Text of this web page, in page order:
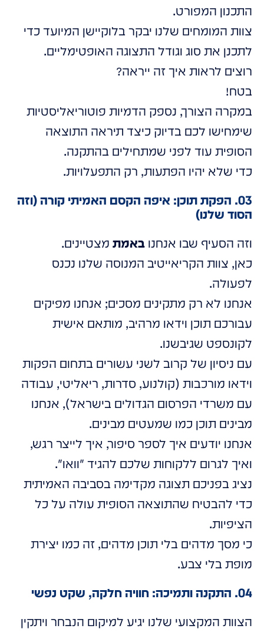
התכנון המפורט.
צוות המומחים שלנו יבקר בלוקיישן המיועד כדי
לתכנן את סוג וגודל התצוגה האופטימליים.
רוצים לראות איך זה ייראה?
בטח!
במקרה הצורך, נספק הדמיות פוטוריאליסטיות
שימחישו לכם בדיוק כיצד תיראה התוצאה
הסופית עוד לפני שמתחילים בהתקנה.
כדי שלא יהיו הפתעות, רק התפעלויות.
03. הפקת תוכן: איפה הקסם האמיתי קורה (וזה
הסוד שלנו)
וזה הסעיף שבו אנחנו באמת מצטיינים.
כאן, צוות הקריאייטיב המנוסה שלנו נכנס
לפעולה.
אנחנו לא רק מתקינים מסכים; אנחנו מפיקים
עבורכם תוכן וידאו מרהיב, מותאם אישית
לקונספט שגיבשנו.
עם ניסיון של קרוב לשני עשורים בתחום הפקות
וידאו מורכבות (קולנוע, סדרות, ריאליטי, עבודה
עם משרדי הפרסום הגדולים בישראל), אנחנו
מבינים תוכן כמו שמעטים מבינים.
אנחנו יודעים איך לספר סיפור, איך לייצר רגש,
ואיך לגרום ללקוחות שלכם להגיד "וואו".
נציג בפניכם תצוגה מקדימה בסביבה האמיתית
כדי להבטיח שהתוצאה הסופית עולה על כל
הציפיות.
כי מסך מדהים בלי תוכן מדהים, זה כמו יצירת
מופת בלי צבע.
04. התקנה ותמיכה: חוויה חלקה, שקט נפשי
הצוות המקצועי שלנו יגיע למיקום הנבחר ויתקין